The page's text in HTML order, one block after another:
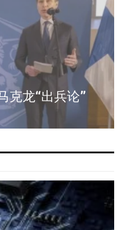
克龙“出兵论”